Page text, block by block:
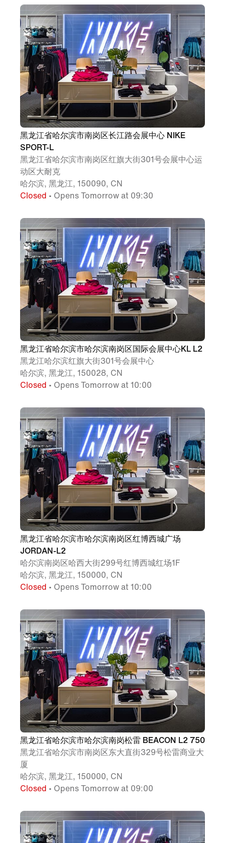
黑龙江省哈尔滨市南岗区长江路会展中心 NIKE
SPORT-L
黑龙江省哈尔滨市南岗区红旗大街301号会展中心运
动区大耐克
哈尔滨, 黑龙江, 150090, CN
Closed • Opens Tomorrow at 09:30
黑龙江省哈尔滨市哈尔滨南岗区国际会展中心KL L2
黑龙江哈尔滨红旗大街301号会展中心
哈尔滨, 黑龙江, 150028, CN
Closed • Opens Tomorrow at 10:00
黑龙江省哈尔滨市哈尔滨南岗区红博西城广场
JORDAN-L2
哈尔滨南岗区哈西大街299号红博西城红场1F
哈尔滨, 黑龙江, 150000, CN
Closed • Opens Tomorrow at 10:00
黑龙江省哈尔滨市哈尔滨南岗松雷 BEACON L2 750
黑龙江省哈尔滨市南岗区东大直街329号松雷商业大
厦
哈尔滨, 黑龙江, 150000, CN
Closed • Opens Tomorrow at 09:00